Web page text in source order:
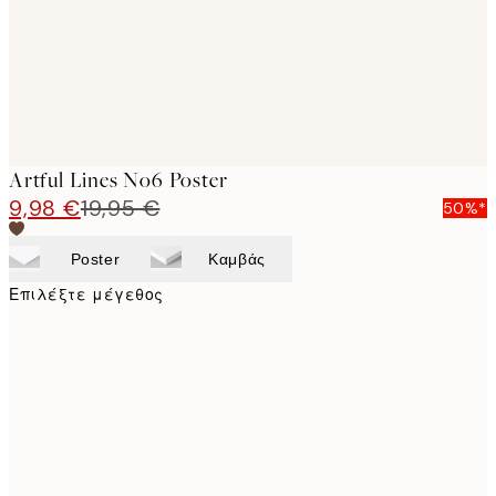
Artful Lines No6 Poster
9,98 €19,95 € 50%*
Poster Καμβάς
Επιλέξτε μέγεθος